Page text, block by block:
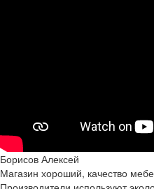
Борисов Алексей
Магазин хороший, качество